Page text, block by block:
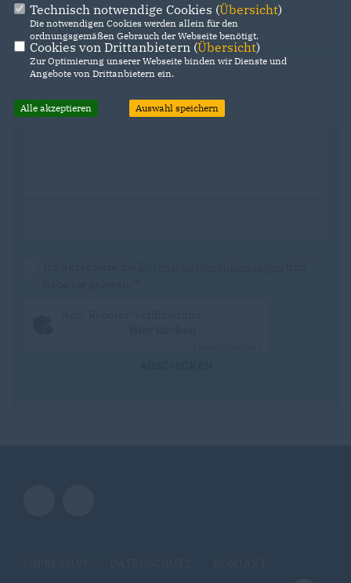
Technisch notwendige Cookies (Übersicht)
Die notwendigen Cookies werden allein für den
ordnungsgemäßen Gebrauch der Webseite benötigt.
Cookies von Drittanbietern (Übersicht)
Zur Optimierung unserer Webseite binden wir Dienste und
Angebote von Drittanbietern ein.
Alle akzeptieren Auswahl speichern